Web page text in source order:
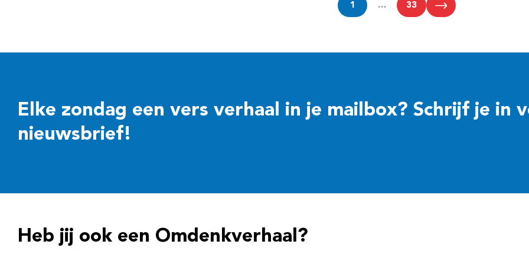
1 … 33
Elke zondag een vers verhaal in je mailbox? Schrijf je in
nieuwsbrief!
Heb jij ook een Omdenkverhaal?